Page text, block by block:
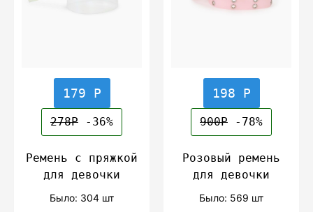
179 Р
278Р -36%
Ремень с пряжкой
для девочки
Было: 304 шт
198 Р
900Р -78%
Розовый ремень
для девочки
Было: 569 шт